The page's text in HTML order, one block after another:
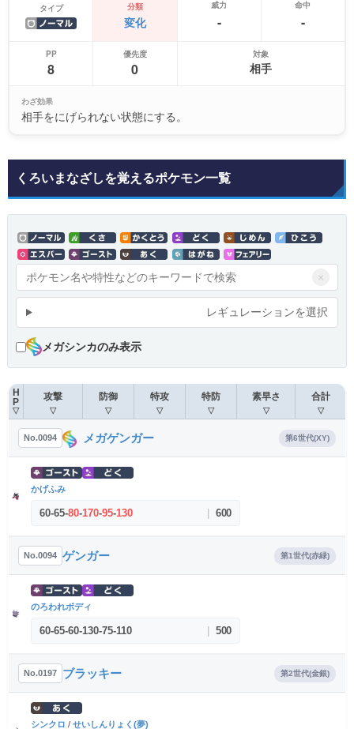
タイプ 分類
変化
威力
-
命中
-
PP
8
優先度
0
対象
相手
わざ効果
相手をにげられない状態にする。
くろいまなざしを覚えるポケモン一覧
×
レギュレーションを選択
メガシンカのみ表示
H
P
▽
攻撃
▽
防御
▽
特攻
▽
特防
▽
素早さ
▽
合計
▽
No.0094 メガゲンガー 第6世代(XY)
かげふみ
60-65-80-170-95-130 600
No.0094 ゲンガー 第1世代(赤緑)
のろわれボディ
60-65-60-130-75-110 500
No.0197 ブラッキー 第2世代(金銀)
シンクロ / せいしんりょく(夢)